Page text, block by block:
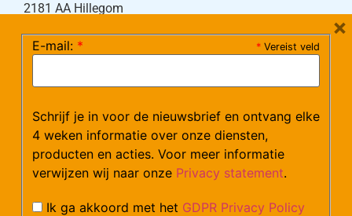
2181 AA Hillegom
(maandag – donderdag 08:30-17:15 uur / vrijdag
Mail:klantenservice@arvem.nl
Werken bij Arvem?
* Vereist veld
E-mail: *
Schrijf je in voor de nieuwsbrief en ontvang elke
4 weken informatie over onze diensten,
producten en acties. Voor meer informatie
verwijzen wij naar onze Privacy statement.
Ik ga akkoord met het GDPR Privacy Policy
×